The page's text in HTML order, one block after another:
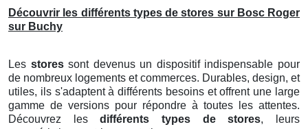
Découvrir les différents types de stores sur Bosc Roger
sur Buchy
Les storessont devenus un dispositif indispensable pour
de nombreux logements et commerces. Durables, design, et
utiles, ils s'adaptent à différents besoins et offrent une large
gamme de versions pour répondre à toutes les attentes.
Découvrez lesdifférents types de stores, leurs